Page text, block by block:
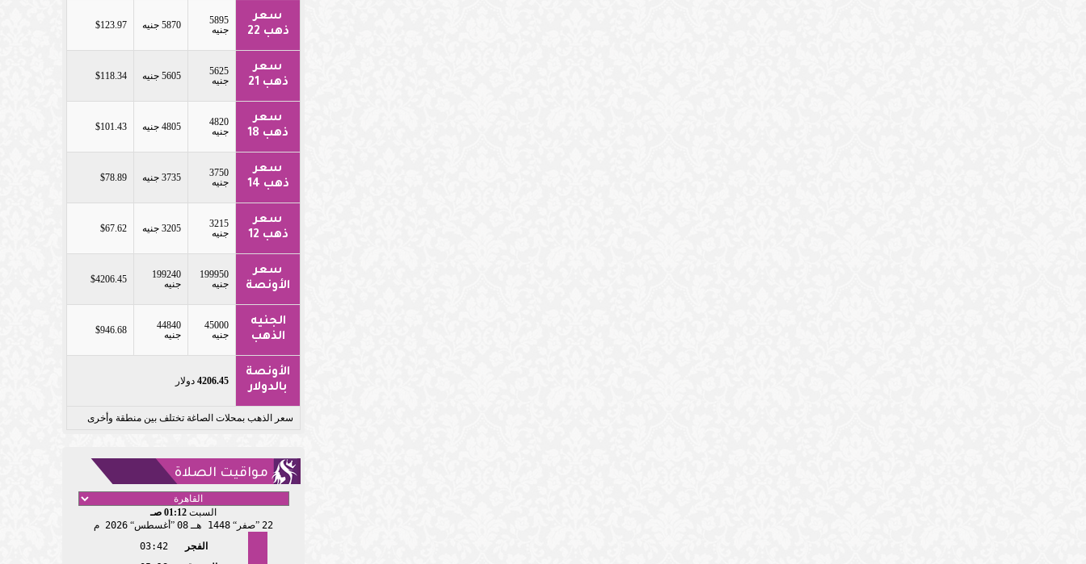
سعر
ذهب 22
5895
جنيه
5870 جنيه $123.97
سعر
ذهب 21
5625
جنيه
5605 جنيه $118.34
سعر
ذهب 18
4820
جنيه
4805 جنيه $101.43
سعر
ذهب 14
3750
جنيه
3735 جنيه $78.89
سعر
ذهب 12
3215
جنيه
3205 جنيه $67.62
سعر
الأونصة
199950
جنيه
199240
جنيه
$4206.45
الجنيه
الذهب
45000
جنيه
44840
جنيه
$946.68
الأونصة
بالدولار
4206.45 دولار
سعر الذهب بمحلات الصاغة تختلف بين منطقة وأخرى
مواقيت الصلاة
السبت 01:12 صـ
22 صفر 1448 هـ 08 أغسطس 2026 م
الفجر
03:42